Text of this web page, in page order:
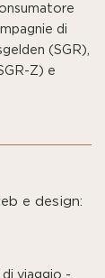
di
(SGR),
Z) e
e design:
viaggio -